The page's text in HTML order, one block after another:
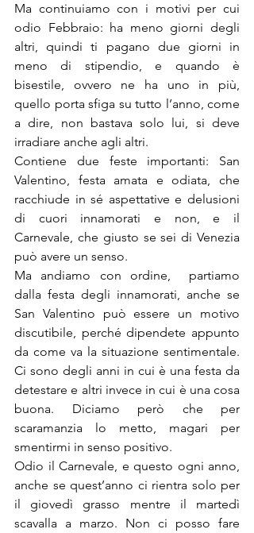
Ma continuiamo con i motivi per cui
odio Febbraio: ha meno giorni degli
altri, quindi ti pagano due giorni in
meno di stipendio, e quando è
bisestile, ovvero ne ha uno in più,
quello porta sfiga su tutto l’anno, come
a dire, non bastava solo lui, si deve
irradiare anche agli altri.
Contiene due feste importanti: San
Valentino, festa amata e odiata, che
racchiude in sé aspettative e delusioni
di cuori innamorati e non, e il
Carnevale, che giusto se sei di Venezia
può avere un senso.
Ma andiamo con ordine,  partiamo
dalla festa degli innamorati, anche se
San Valentino può essere un motivo
discutibile, perché dipendete appunto
da come va la situazione sentimentale.
Ci sono degli anni in cui è una festa da
detestare e altri invece in cui è una cosa
buona. Diciamo però che per
scaramanzia lo metto, magari per
smentirmi in senso positivo.
Odio il Carnevale, e questo ogni anno,
anche se quest’anno ci rientra solo per
il giovedì grasso mentre il martedì
scavalla a marzo. Non ci posso fare